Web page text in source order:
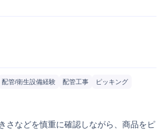
配管/衛生設備経験 配管工事 ピッキング
さなどを慎重に確認しながら、商品をピ